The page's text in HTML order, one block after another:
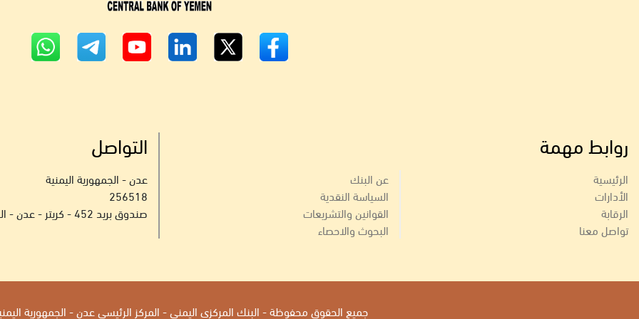
روابط مهمة
الرئيسية
الأدارات
الرقابة
تواصل معنا
عن البنك
السياسة النقدية
القوانين والتشريعات
البحوث والاحصاء
التواصل
عدن - الجمهورية اليمنية
256518
صندوق بريد 452 - كريتر - عدن - الجمهورية اليمنية
جميع الحقوق محفوظة - البنك المركزي اليمني - المركز الرئيسي عدن - الجمهورية اليمنية